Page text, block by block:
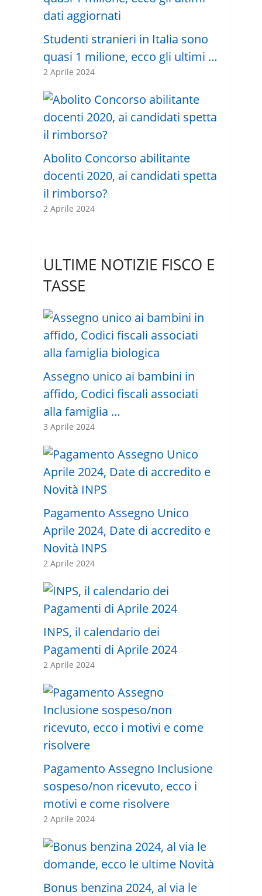
Studenti stranieri in Italia sono
quasi 1 milione, ecco gli ultimi …
2 Aprile 2024
Abolito Concorso abilitante
docenti 2020, ai candidati spetta
il rimborso?
2 Aprile 2024
ULTIME NOTIZIE FISCO E
TASSE
Assegno unico ai bambini in
affido, Codici fiscali associati
alla famiglia …
3 Aprile 2024
Pagamento Assegno Unico
Aprile 2024, Date di accredito e
Novità INPS
2 Aprile 2024
INPS, il calendario dei
Pagamenti di Aprile 2024
2 Aprile 2024
Pagamento Assegno Inclusione
sospeso/non ricevuto, ecco i
motivi e come risolvere
2 Aprile 2024
Bonus benzina 2024, al via le